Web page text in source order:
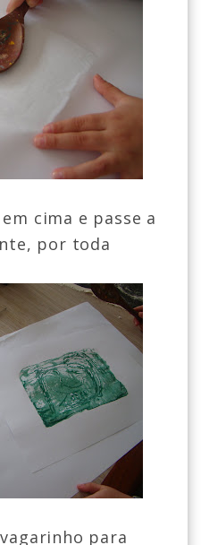
cima e passe a
por toda
para